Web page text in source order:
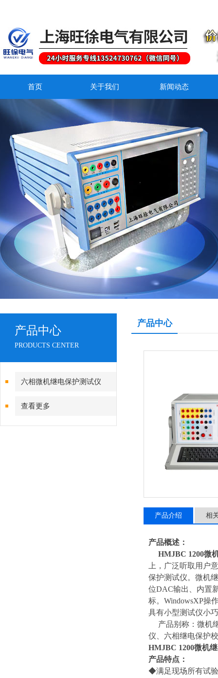
首页 关于我们 新闻动态
产品中心
PRODUCTS CENTER
六相微机继电保护测试仪
查看更多
产品中心
产品介绍 相
产品概述：
HMJBC 1200微
上，广泛听取用户
保护测试仪。微机
位DAC输出、内置
标。WindowsXP操
具有小型测试仪小
产品别称：微机
仪、六相继电保护
HMJBC 1200微机
产品特点：
◆满足现场所有试